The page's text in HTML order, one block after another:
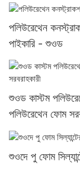
পলিউরেথেন
পাইকারি - শুওড
শুওড কাস্টম
পলিউরেথেন ফোম
শুওদে পু ফোম